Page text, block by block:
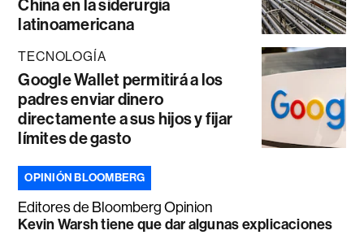
China en la siderurgia
latinoamericana
TECNOLOGÍA
Google Wallet permitirá a los
padres enviar dinero
directamente a sus hijos y fijar
límites de gasto
OPINIÓN BLOOMBERG
Editores de Bloomberg Opinion
Kevin Warsh tiene que dar algunas explicaciones